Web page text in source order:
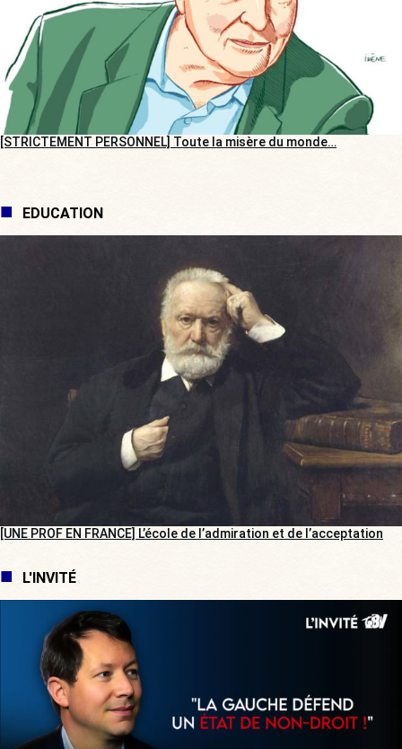
[STRICTEMENT PERSONNEL] Toute la misère du monde…
EDUCATION
[UNE PROF EN FRANCE] L’école de l’admiration et de l’acceptation
L'INVITÉ